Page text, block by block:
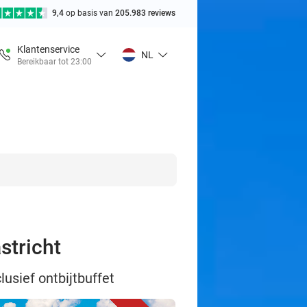
9,4 op basis van 205.983 reviews
Klantenservice
Bereikbaar tot 23:00
NL
ontbijtbuffet